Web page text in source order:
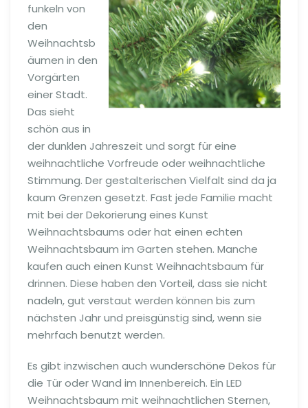
funkeln von
den
Weihnachtsb
äumen in den
Vorgärten
einer Stadt.
Das sieht
schön aus in
der dunklen Jahreszeit und sorgt für eine
weihnachtliche Vorfreude oder weihnachtliche
Stimmung. Der gestalterischen Vielfalt sind da ja
kaum Grenzen gesetzt. Fast jede Familie macht
mit bei der Dekorierung eines Kunst
Weihnachtsbaums oder hat einen echten
Weihnachtsbaum im Garten stehen. Manche
kaufen auch einen Kunst Weihnachtsbaum für
drinnen. Diese haben den Vorteil, dass sie nicht
nadeln, gut verstaut werden können bis zum
nächsten Jahr und preisgünstig sind, wenn sie
mehrfach benutzt werden.
Es gibt inzwischen auch wunderschöne Dekos für
die Tür oder Wand im Innenbereich. Ein LED
Weihnachtsbaum mit weihnachtlichen Sternen,